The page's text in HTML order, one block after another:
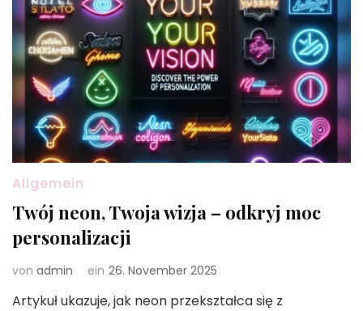
Allgemein
Twój neon, Twoja wizja – odkryj moc
personalizacji
von admin ein 26. November 2025
Artykuł ukazuje, jak neon przekształca się z